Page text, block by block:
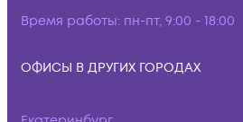
Время работы: пн-пт, 9:00 - 18:00
ОФИСЫ В ДРУГИХ ГОРОДАХ